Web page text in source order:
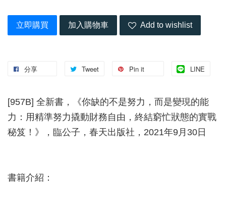
立即購買 加入購物車 Add to wishlist
分享 Tweet Pin it LINE
[957B] 全新書，《你缺的不是努力，而是變現的能
力：用精準努力撬動財務自由，終結窮忙狀態的實戰
秘笈！》，臨公子，春天出版社，2021年9月30日
書籍介紹：